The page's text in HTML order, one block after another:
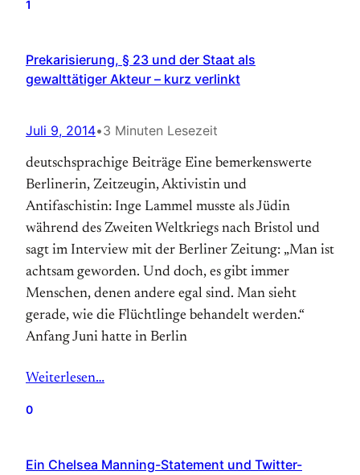
1
Prekarisierung, § 23 und der Staat als
gewalttätiger Akteur – kurz verlinkt
Juli 9, 2014•3 Minuten Lesezeit
deutschsprachige Beiträge Eine bemerkenswerte
Berlinerin, Zeitzeugin, Aktivistin und
Antifaschistin: Inge Lammel musste als Jüdin
während des Zweiten Weltkriegs nach Bristol und
sagt im Interview mit der Berliner Zeitung: „Man ist
achtsam geworden. Und doch, es gibt immer
Menschen, denen andere egal sind. Man sieht
gerade, wie die Flüchtlinge behandelt werden.“
Anfang Juni hatte in Berlin
Weiterlesen…
0
Ein Chelsea Manning-Statement und Twitter-